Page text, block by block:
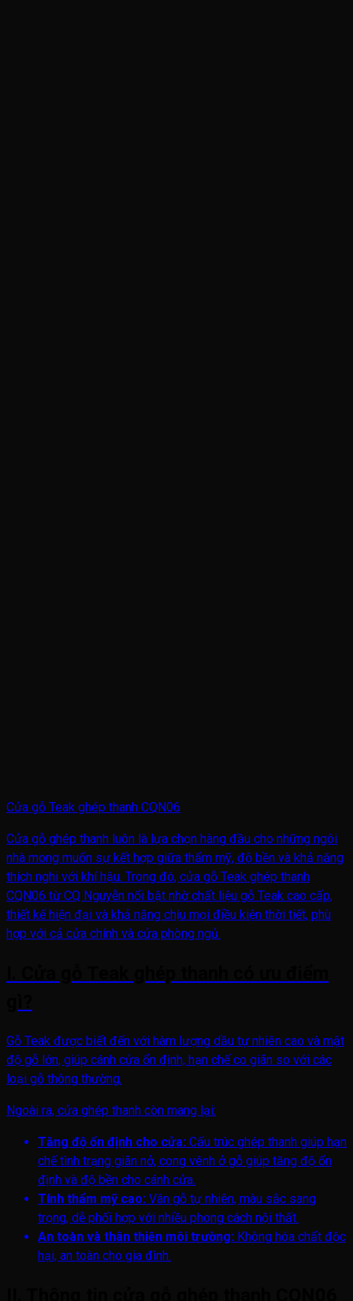
Cửa gỗ Teak ghép thanh CQN06
Cửa gỗ ghép thanh luôn là lựa chọn hàng đầu cho những ngôi
nhà mong muốn sự kết hợp giữa thẩm mỹ, độ bền và khả năng
thích nghi với khí hậu. Trong đó, cửa gỗ Teak ghép thanh
CQN06 từ CQ Nguyễn nổi bật nhờ chất liệu gỗ Teak cao cấp,
thiết kế hiện đại và khả năng chịu mọi điều kiện thời tiết, phù
hợp với cả cửa chính và cửa phòng ngủ.
Gỗ Teak được biết đến với hàm lượng dầu tự nhiên cao và mật
độ gỗ lớn, giúp cánh cửa ổn định, hạn chế co giãn so với các
loại gỗ thông thường.
Ngoài ra, cửa ghép thanh còn mang lại:
Tăng độ ổn định cho cửa: Cấu trúc ghép thanh giúp hạn
chế tình trạng giãn nở, cong vênh ở gỗ giúp tăng độ ổn
định và độ bền cho cánh cửa.
Tính thẩm mỹ cao: Vân gỗ tự nhiên, màu sắc sang
trọng, dễ phối hợp với nhiều phong cách nội thất.
An toàn và thân thiện môi trường: Không hóa chất độc
hại, an toàn cho gia đình.